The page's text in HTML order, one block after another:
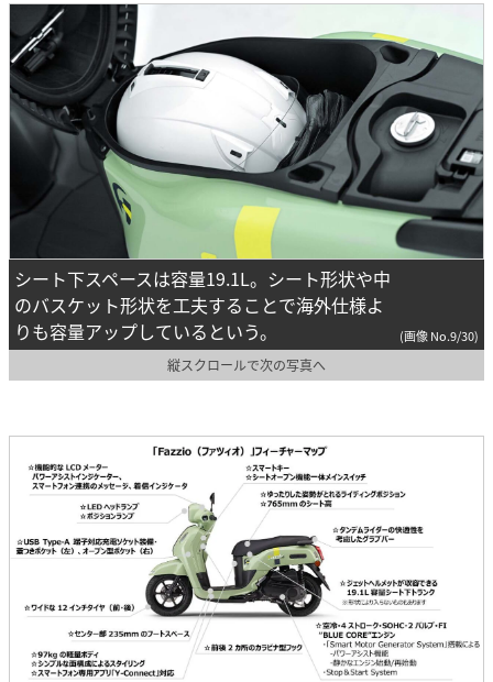
シート下スペースは容量19.1L。シート形状や中
のバスケット形状を工夫することで海外仕様よ
りも容量アップしているという。
(画像 No.9/30)
縦スクロールで次の写真へ